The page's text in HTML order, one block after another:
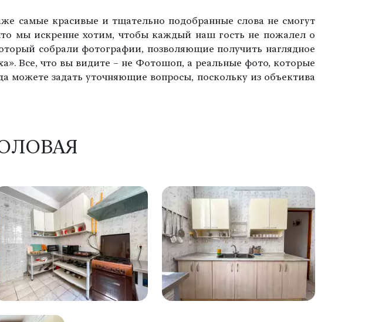
самые красивые и тщательно подобранные слова не смогут
мы искренне хотим, чтобы каждый наш гость не пожалел о
собрали фотографии, позволяющие получить наглядное
Все, что вы видите – не Фотошоп, а реальные фото, которые
можете задать уточняющие вопросы, поскольку из объектива